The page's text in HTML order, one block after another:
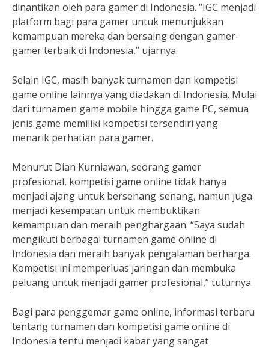
dinantikan oleh para gamer di Indonesia. “IGC menjadi
platform bagi para gamer untuk menunjukkan
kemampuan mereka dan bersaing dengan gamer-
gamer terbaik di Indonesia,” ujarnya.
Selain IGC, masih banyak turnamen dan kompetisi
game online lainnya yang diadakan di Indonesia. Mulai
dari turnamen game mobile hingga game PC, semua
jenis game memiliki kompetisi tersendiri yang
menarik perhatian para gamer.
Menurut Dian Kurniawan, seorang gamer
profesional, kompetisi game online tidak hanya
menjadi ajang untuk bersenang-senang, namun juga
menjadi kesempatan untuk membuktikan
kemampuan dan meraih penghargaan. “Saya sudah
mengikuti berbagai turnamen game online di
Indonesia dan meraih banyak pengalaman berharga.
Kompetisi ini memperluas jaringan dan membuka
peluang untuk menjadi gamer profesional,” tuturnya.
Bagi para penggemar game online, informasi terbaru
tentang turnamen dan kompetisi game online di
Indonesia tentu menjadi kabar yang sangat